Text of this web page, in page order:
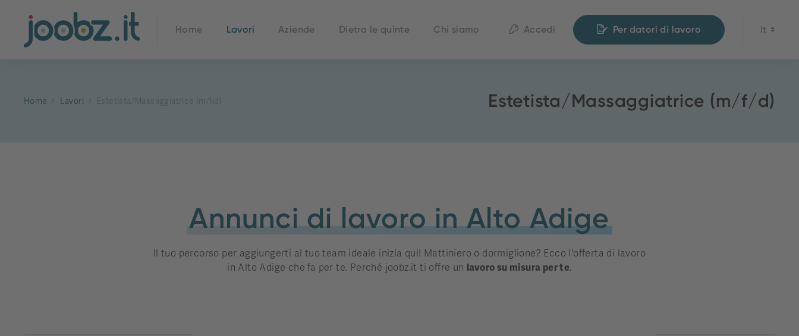
Home Lavori Aziende Dietro le quinte Chi siamo Accedi Per datori di lavoro It
Home Lavori Estetista/Massaggiatrice (m/f/d) Estetista/Massaggiatrice (m/f/d)
Annunci di lavoro in Alto Adige
Il tuo percorso per aggiungerti al tuo team ideale inizia qui! Mattiniero o dormiglione? Ecco l'offerta di lavoro
in Alto Adige che fa per te. Perché joobz.it ti offre un lavoro su misura per te.